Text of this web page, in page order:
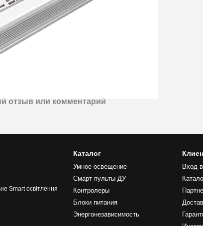
отзыв или комментарий
Smart освітлення
Каталог
Умное освещение
Смарт пульты ДУ
Контролеры
Блоки питания
Энергонезависимость
Вход